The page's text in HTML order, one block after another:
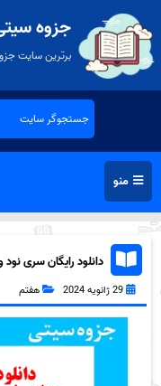
جزوه
برترین سایت
منو
دانلود رایگان سری
29 ژانویه 2024 هفتم